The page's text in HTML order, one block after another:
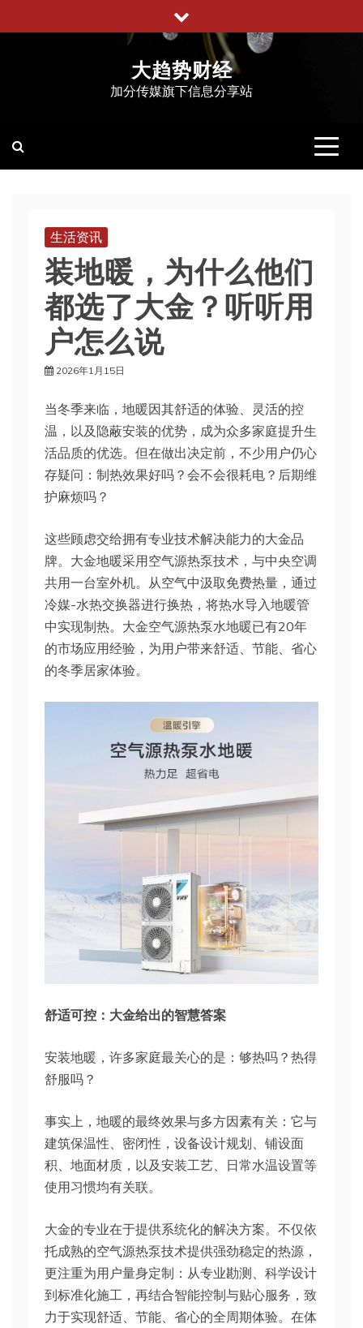
至
大趋势财经
加分传媒旗下信息分享站
生活资讯
装地暖，为什么他们
都选了大金？听听用
户怎么说
2026年1月15日
当冬季来临，地暖因其舒适的体验、灵活的控
温，以及隐蔽安装的优势，成为众多家庭提升生
活品质的优选。但在做出决定前，不少用户仍心
存疑问：制热效果好吗？会不会很耗电？后期维
护麻烦吗？
这些顾虑交给拥有专业技术解决能力的大金品
牌。大金地暖采用空气源热泵技术，与中央空调
共用一台室外机。从空气中汲取免费热量，通过
冷媒-水热交换器进行换热，将热水导入地暖管
中实现制热。大金空气源热泵水地暖已有20年
的市场应用经验，为用户带来舒适、节能、省心
的冬季居家体验。
舒适可控：大金给出的智慧答案
安装地暖，许多家庭最关心的是：够热吗？热得
舒服吗？
事实上，地暖的最终效果与多方因素有关：它与
建筑保温性、密闭性，设备设计规划、铺设面
积、地面材质，以及安装工艺、日常水温设置等
使用习惯均有关联。
大金的专业在于提供系统化的解决方案。不仅依
托成熟的空气源热泵技术提供强劲稳定的热源，
更注重为用户量身定制：从专业勘测、科学设计
到标准化施工，再结合智能控制与贴心服务，致
力于实现舒适、节能、省心的全周期体验。在体